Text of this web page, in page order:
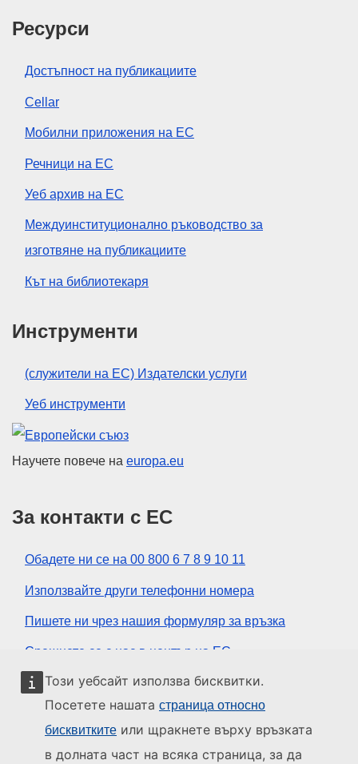
Този уебсайт използва бисквитки.
Посетете нашата страница относно
бисквитките или щракнете върху връзката
в долната част на всяка страница, за да
Ресурси
Достъпност на публикациите
Cellar
Мобилни приложения на ЕС
Речници на ЕС
Уеб архив на ЕС
Междуинституционално ръководство за
изготвяне на публикациите
Кът на библиотекаря
Инструменти
(служители на ЕС) Издателски услуги
Уеб инструменти
Европейски съюз
Научете повече на europa.eu
За контакти с ЕС
Обадете ни се на 00 800 6 7 8 9 10 11
Използвайте други телефонни номера
Пишете ни чрез нашия формуляр за връзка
Срещнете се с нас в център на ЕС
Социални медии